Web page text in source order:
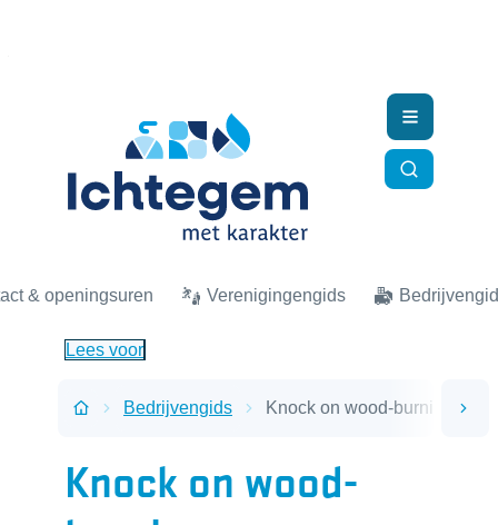
& openingsuren Verenigingengids
Zoek
Menu
Lees voor
Startpagina
Bedrijvengids Knock on wood-burning
Knock on wood-